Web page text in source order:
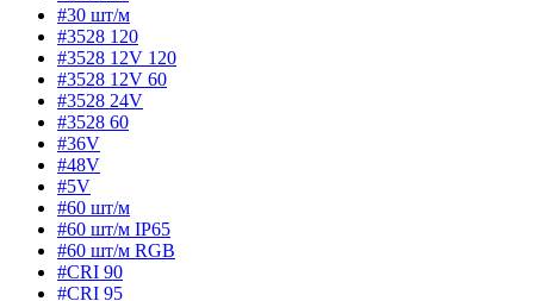
#30 шт/м
#3528 120
#3528 12V 120
#3528 12V 60
#3528 24V
#3528 60
#36V
#48V
#5V
#60 шт/м
#60 шт/м IP65
#60 шт/м RGB
#CRI 90
#CRI 95